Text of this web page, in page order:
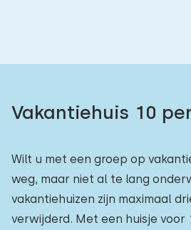
Vakantiehuis 10
Wilt u met een groep op
weg, maar niet al te lang
vakantiehuizen zijn maximaal
verwijderd. Met een huisje voor